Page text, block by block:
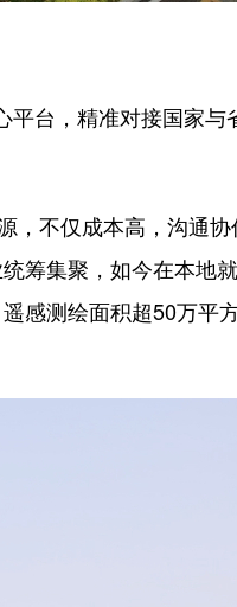
台，精准对接国家与
不仅成本高，沟通协
筹集聚，如今在本地
感测绘面积超50万平